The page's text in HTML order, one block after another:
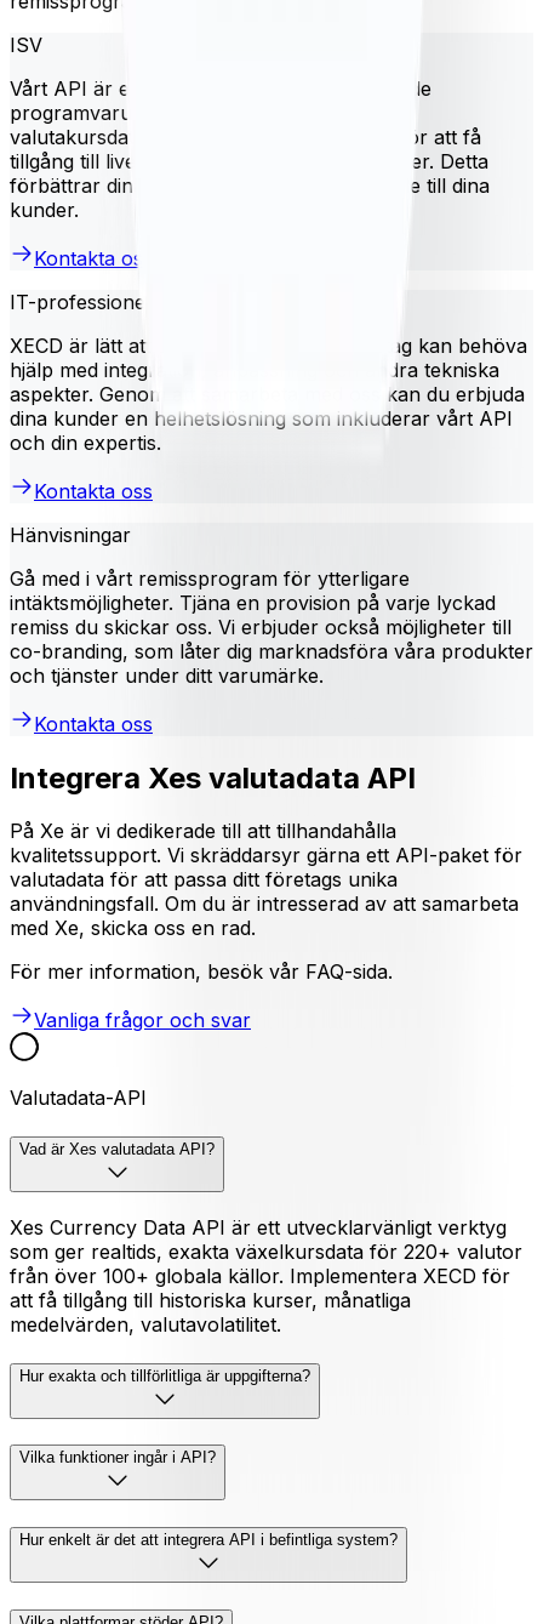
ISV
Vårt API är en utmärkt lösning för oberoende
programvaruleverantörer som vill integrera
valutakursdata i produkter. Använd XECD för att få
tillgång till live-priser, historiska data, och mer. Detta
förbättrar dina produkter och ger mer värde till dina
kunder.
Kontakta oss
IT-professionella tjänster
XECD är lätt att använda, men vissa företag kan behöva
hjälp med integration, anpassning och andra tekniska
aspekter. Genom att samarbeta med oss kan du erbjuda
dina kunder en helhetslösning som inkluderar vårt API
och din expertis.
Kontakta oss
Hänvisningar
Gå med i vårt remissprogram för ytterligare
intäktsmöjligheter. Tjäna en provision på varje lyckad
remiss du skickar oss. Vi erbjuder också möjligheter till
co-branding, som låter dig marknadsföra våra produkter
och tjänster under ditt varumärke.
Kontakta oss
Integrera Xes valutadata API
På Xe är vi dedikerade till att tillhandahålla
kvalitetssupport. Vi skräddarsyr gärna ett API-paket för
valutadata för att passa ditt företags unika
användningsfall. Om du är intresserad av att samarbeta
med Xe, skicka oss en rad.
För mer information, besök vår FAQ-sida.
Vanliga frågor och svar
Valutadata-API
Vad är Xes valutadata API?
Xes Currency Data API är ett utvecklarvänligt verktyg
som ger realtids, exakta växelkursdata för 220+ valutor
från över 100+ globala källor. Implementera XECD för
att få tillgång till historiska kurser, månatliga
medelvärden, valutavolatilitet.
Hur exakta och tillförlitliga är uppgifterna?
Vilka funktioner ingår i API?
Hur enkelt är det att integrera API i befintliga system?